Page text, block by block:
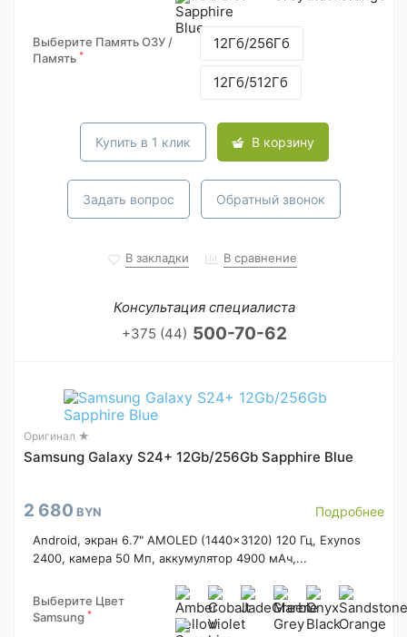
Выберите Память ОЗУ /
Память *
12Гб/256Гб
12Гб/512Гб
Купить в 1 клик В корзину
Задать вопрос Обратный звонок
В закладки В сравнение
Консультация специалиста
+375 (44) 500-70-62
Оригинал ★
Samsung Galaxy S24+ 12Gb/256Gb Sapphire Blue
2 680 BYN Подробнее
Android, экран 6.7" AMOLED (1440x3120) 120 Гц, Exynos
2400, камера 50 Мп, аккумулятор 4900 мАч,...
Выберите Цвет
Samsung *